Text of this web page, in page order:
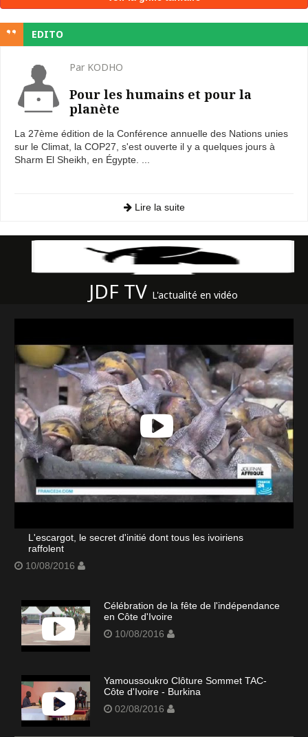
EDITO
Par KODHO
Pour les humains et pour la
planète
La 27ème édition de la Conférence annuelle des Nations unies
sur le Climat, la COP27, s'est ouverte il y a quelques jours à
Sharm El Sheikh, en Égypte. ...
Lire la suite
JDF TV L'actualité en vidéo
L'escargot, le secret d'initié dont tous les ivoiriens
raffolent
10/08/2016
Célébration de la fête de l'indépendance
en Côte d'Ivoire
10/08/2016
Yamoussoukro Clôture Sommet TAC-
Côte d'Ivoire - Burkina
02/08/2016